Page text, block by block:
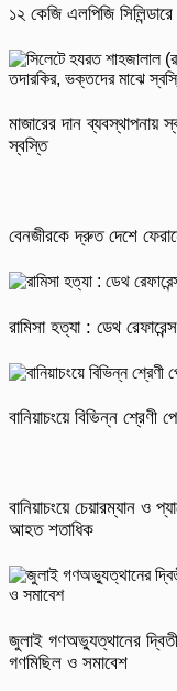
১২ কেজি এলপিজি
মাজারের দান
স্বস্তি
বেনজীরকে দ্রুত দেশে
রামিসা হত্যা : ডেথ
বানিয়াচংয়ে বিভিন্ন
বানিয়াচংয়ে চেয়ারম্যান ও
আহত শতাধিক
জুলাই গণঅভ্যুত্থানের
গণমিছিল ও সমাবেশ